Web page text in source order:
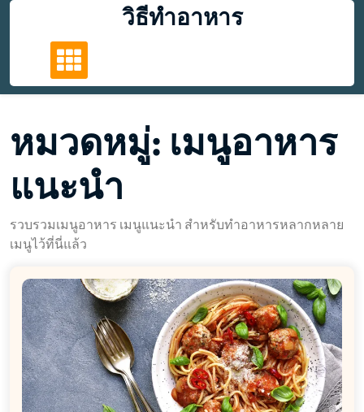
วิธีทำอาหาร
หมวดหมู่: เมนูอาหาร
แนะนำ
รวบรวมเมนูอาหาร เมนูแนะนำ สำหรับทำอาหารหลากหลาย
เมนูไว้ที่นี่แล้ว